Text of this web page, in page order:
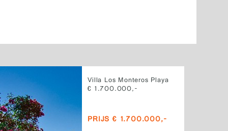
Villa Los Monteros Playa
€ 1.700.000,-
PRIJS € 1.700.000,-